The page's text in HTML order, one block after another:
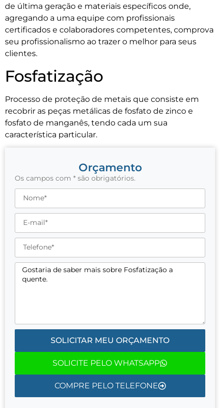
de última geração e materiais específicos onde,
agregando a uma equipe com profissionais
certificados e colaboradores competentes, comprova
seu profissionalismo ao trazer o melhor para seus
clientes.
Fosfatização
Processo de proteção de metais que consiste em
recobrir as peças metálicas de fosfato de zinco e
fosfato de manganês, tendo cada um sua
característica particular.
Orçamento
Os campos com * são obrigatórios.
SOLICITAR MEU ORÇAMENTO
SOLICITE PELO WHATSAPP
COMPRE PELO TELEFONE